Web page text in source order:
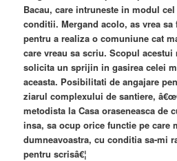
Bacau, care intruneste in modul
conditii. Mergand acolo, as vrea
pentru a realiza o comuniune cat
care vreau sa scriu. Scopul acestui
solicita un sprijin in gasirea celei
aceasta. Posibilitati de angajare
ziarul complexului de santiere,
metodista la Casa oraseneasca de
insa, sa ocup orice functie pe care
dumneavoastra, cu conditia sa-mi
pentru scrisâ€¦